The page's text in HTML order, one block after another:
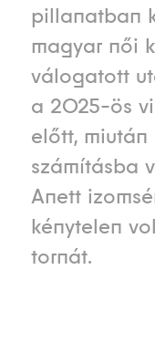
pillanatban
magyar női
válogatott
a 2025-ös
előtt,
számításba
Anett
kénytelen
tornát.